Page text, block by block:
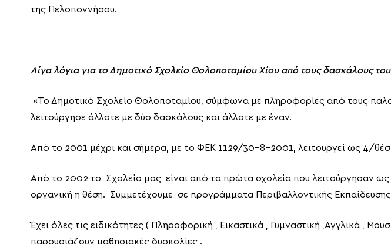
της Πελοποννήσου.
Λίγα λόγια για το Δημοτικό Σχολείο Θολοποταμίου Χίου από τους δασκάλους του
«Το Δημοτικό Σχολείο Θολοποταμίου, σύμφωνα με πληροφορίες από τους
λειτούργησε άλλοτε με δύο δασκάλους και άλλοτε με έναν.
Από το 2001 μέχρι και σήμερα, με το ΦΕΚ 1129/30-8-2001, λειτουργεί ως 4/
Από το 2002 το Σχολείο μας είναι από τα πρώτα σχολεία που λειτούργησαν
οργανική η θέση. Συμμετέχουμε σε προγράμματα Περιβαλλοντικής
Έχει όλες τις ειδικότητες ( Πληροφορική , Εικαστικά , Γυμναστική ,Αγγλικά ,
παρουσιάζουν μαθησιακές δυσκολίες .